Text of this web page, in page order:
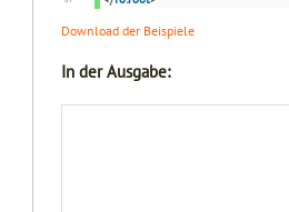
Download der Beispiele
In der Ausgabe: